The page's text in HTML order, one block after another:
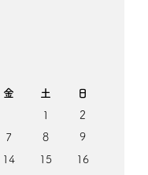
金 土
日
1
2
7 8
9
14 15
16